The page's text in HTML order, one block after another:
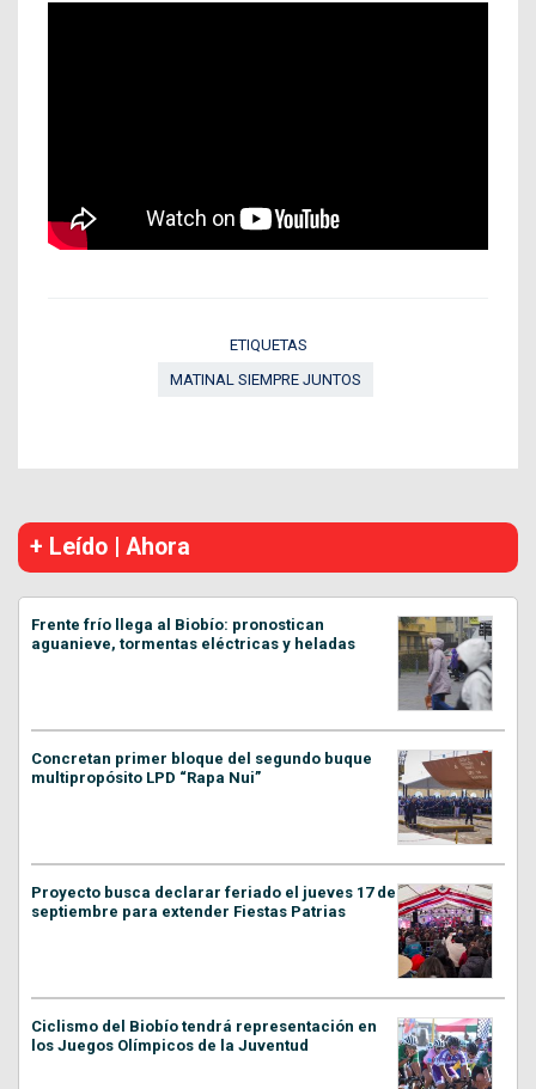
ETIQUETAS
MATINAL SIEMPRE JUNTOS
+ Leído | Ahora
Frente frío llega al Biobío: pronostican
aguanieve, tormentas eléctricas y heladas
Concretan primer bloque del segundo buque
multipropósito LPD “Rapa Nui”
Proyecto busca declarar feriado el jueves 17 de
septiembre para extender Fiestas Patrias
Ciclismo del Biobío tendrá representación en
los Juegos Olímpicos de la Juventud